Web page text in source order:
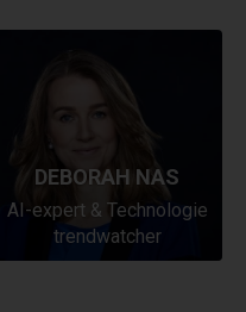
DEBORAH NAS
AI-expert & Technologie
trendwatcher